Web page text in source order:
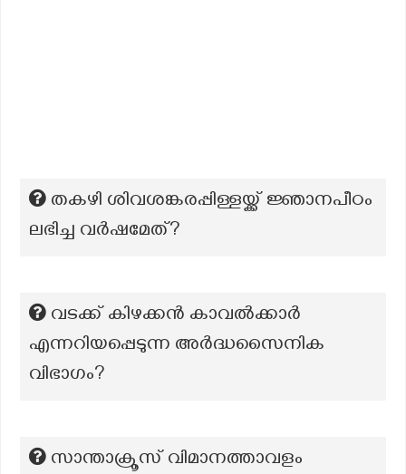
തകഴി ശിവശങ്കരപ്പിള്ളയ്ക്ക് ജ്ഞാനപീഠം
ലഭിച്ച വർഷമേത്?
വടക്ക് കിഴക്കൻ കാവൽക്കാർ
എന്നറിയപ്പെടുന്ന അർദ്ധസൈനിക
വിഭാഗം?
സാന്താക്രൂസ് വിമാനത്താവളം